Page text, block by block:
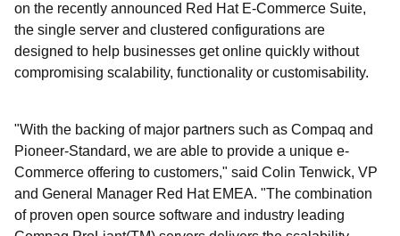
on the recently announced Red Hat E-Commerce Suite,
the single server and clustered configurations are
designed to help businesses get online quickly without
compromising scalability, functionality or customisability.
"With the backing of major partners such as Compaq and
Pioneer-Standard, we are able to provide a unique e-
Commerce offering to customers," said Colin Tenwick, VP
and General Manager Red Hat EMEA. "The combination
of proven open source software and industry leading